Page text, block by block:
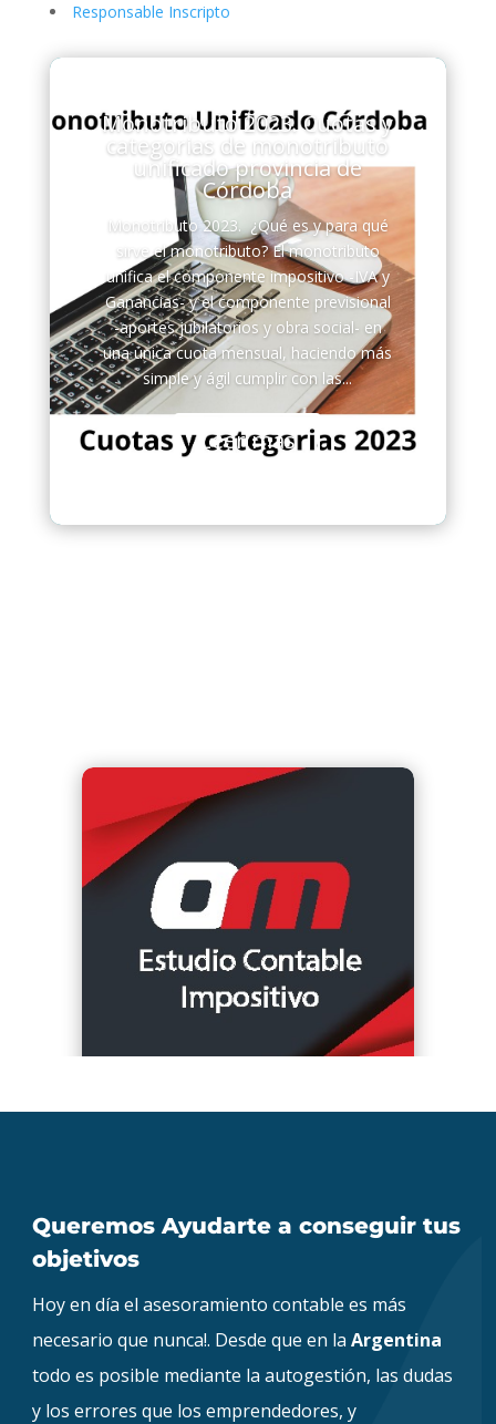
Responsable Inscripto
Monotributo 2023. Cuotas y
categorias de monotributo
unificado provincia de
Córdoba
Monotributo 2023. ¿Qué es y para qué
sirve el monotributo? El monotributo
unifica el componente impositivo -IVA y
Ganancias- y el componente previsional
-aportes jubilatorios y obra social- en
una única cuota mensual, haciendo más
simple y ágil cumplir con las...
Leer más
Queremos Ayudarte a conseguir tus
objetivos
Hoy en día el asesoramiento contable es más
necesario que nunca!. Desde que en laArgentina
todo es posible mediante la autogestión, las dudas
y los errores que los emprendedores, y